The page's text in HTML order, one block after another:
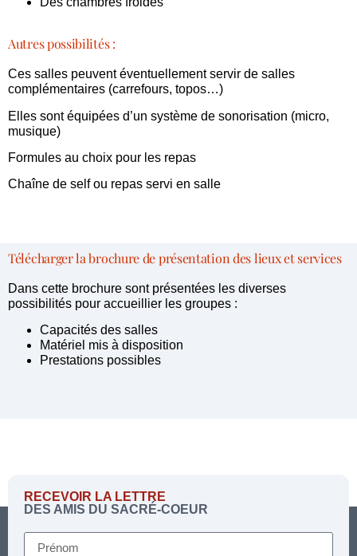
Autres possibilités :
Ces salles peuvent éventuellement servir de salles
complémentaires (carrefours, topos…)
Elles sont équipées d’un système de sonorisation (micro,
musique)
Formules au choix pour les repas
Chaîne de self ou repas servi en salle
Télécharger la brochure de présentation des lieux et services
Dans cette brochure sont présentées les diverses
possibilités pour accueillier les groupes :
Capacités des salles
Matériel mis à disposition
Prestations possibles
RECEVOIR LA LETTRE
DES AMIS DU SACRÉ-COEUR